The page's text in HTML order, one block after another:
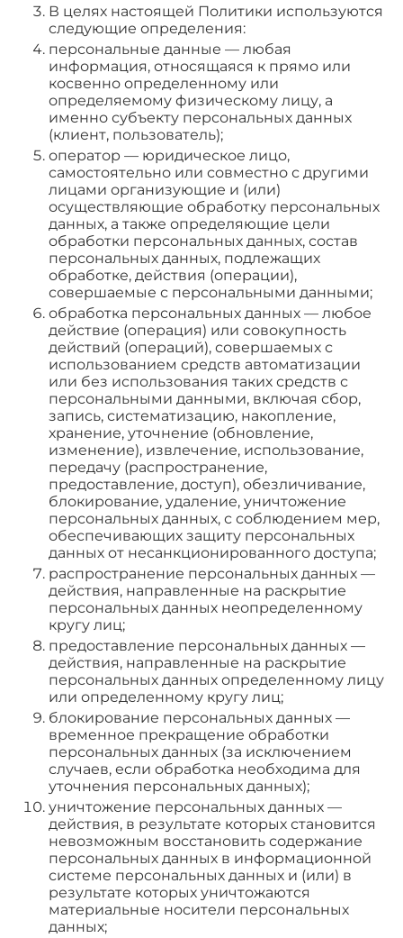
В целях настоящей Политики используются
следующие определения:
персональные данные — любая
информация, относящаяся к прямо или
косвенно определенному или
определяемому физическому лицу, а
именно субъекту персональных данных
(клиент, пользователь);
оператор — юридическое лицо,
самостоятельно или совместно с другими
лицами организующие и (или)
осуществляющие обработку персональных
данных, а также определяющие цели
обработки персональных данных, состав
персональных данных, подлежащих
обработке, действия (операции),
совершаемые с персональными данными;
обработка персональных данных — любое
действие (операция) или совокупность
действий (операций), совершаемых с
использованием средств автоматизации
или без использования таких средств с
персональными данными, включая сбор,
запись, систематизацию, накопление,
хранение, уточнение (обновление,
изменение), извлечение, использование,
передачу (распространение,
предоставление, доступ), обезличивание,
блокирование, удаление, уничтожение
персональных данных, с соблюдением мер,
обеспечивающих защиту персональных
данных от несанкционированного доступа;
распространение персональных данных —
действия, направленные на раскрытие
персональных данных неопределенному
кругу лиц;
предоставление персональных данных —
действия, направленные на раскрытие
персональных данных определенному лицу
или определенному кругу лиц;
блокирование персональных данных —
временное прекращение обработки
персональных данных (за исключением
случаев, если обработка необходима для
уточнения персональных данных);
уничтожение персональных данных —
действия, в результате которых становится
невозможным восстановить содержание
персональных данных в информационной
системе персональных данных и (или) в
результате которых уничтожаются
материальные носители персональных
данных;